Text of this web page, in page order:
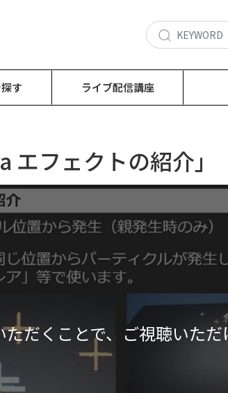
す ライブ配信講座
フェクトの紹介」
だくことで、ご視聴いた